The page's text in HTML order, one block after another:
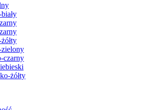
zielony
czarny
żółty